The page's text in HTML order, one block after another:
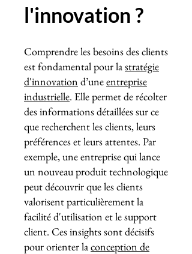
l'innovation ?
Comprendre les besoins des clients
est fondamental pour lastratégie
d'innovation d’uneentreprise
industrielle. Elle permet de récolter
des informations détaillées sur ce
que recherchent les clients, leurs
préférences et leurs attentes. Par
exemple, une entreprise qui lance
un nouveau produit technologique
peut découvrir que les clients
valorisent particulièrement la
facilité d'utilisation et le support
client. Ces insights sont décisifs
pour orienter laconception de